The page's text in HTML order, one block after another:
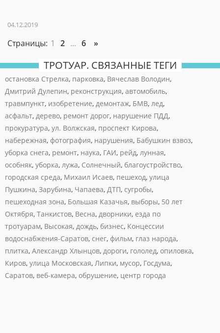
04.12.2019
Страницы: 1 2 ... 6 »
ТРОТУАР. СВЯЗАННЫЕ ТЕГИ
остановка Стрелка, парковка, Вячеслав Володин,
Дмитрий Дулепин, реконструкция, автомобиль,
травмпункт, изобретение, демонтаж, БМВ, лед,
асфальт, дерево, ремонт дорог, нарушение ПДД,
прокуратура, ул. Волжская, проспект Кирова,
набережная, фотография, нарушения, Бабушкин взвоз,
уборка снега, ремонт, наука, ГАИ, рейд, лунная,
особняк, уборка, лужа, Солнечный, благоустройство,
городская среда, Михаил Исаев, пешеход, улица
Пушкина, Зарубина, Чапаева, ДТП, сугробы,
пешеходная зона, Большая Казачья, выборы, 50 лет
Октября, Танкистов, Весна, дворники, езда по
тротуарам, Высокая, дождь, бизнес, Концессии
водоснабжения-Саратов, снег, фильм, глаз народа,
плитка, Александр Хлынцов, дороги, гололед, опиловка,
Киров, улица Московская, Липки, мусор, Госдума,
Саратов, веб-камера, обрушение, центр города